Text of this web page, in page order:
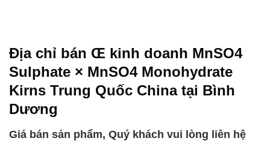
Địa chỉ bán Œ kinh doanh MnSO4
Sulphate × MnSO4 Monohydrate
Kirns Trung Quốc China tại Bình
Dương
Giá bán sản phẩm, Quý khách vui lòng liên hệ